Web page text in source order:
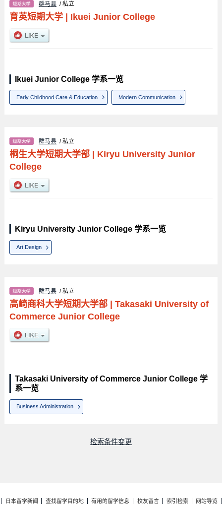
群马县 / 私立
育英短期大学| Ikuei Junior College
Ikuei Junior College 学系一览
Early Childhood Care & Education Modern Communication
群马县 / 私立
桐生大学短期大学部| Kiryu University Junior
College
Kiryu University Junior College 学系一览
Art Design
群马县 / 私立
高崎商科大学短期大学部| Takasaki University of
Commerce Junior College
Takasaki University of Commerce Junior College 学
系一览
Business Administration
检索条件变更
日本留学新闻 查找留学目的地 有用的留学信息 校友留言 索引检索
网站导览